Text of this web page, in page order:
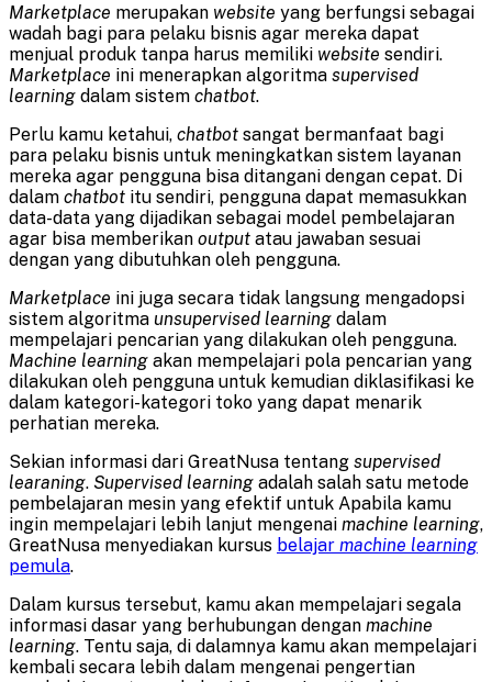
Marketplace merupakan website yang berfungsi sebagai
wadah bagi para pelaku bisnis agar mereka dapat
menjual produk tanpa harus memiliki website sendiri.
Marketplace ini menerapkan algoritma supervised
learning dalam sistem chatbot.
Perlu kamu ketahui, chatbot sangat bermanfaat bagi
para pelaku bisnis untuk meningkatkan sistem layanan
mereka agar pengguna bisa ditangani dengan cepat. Di
dalam chatbot itu sendiri, pengguna dapat memasukkan
data-data yang dijadikan sebagai model pembelajaran
agar bisa memberikan output atau jawaban sesuai
dengan yang dibutuhkan oleh pengguna.
Marketplace ini juga secara tidak langsung mengadopsi
sistem algoritma unsupervised learning dalam
mempelajari pencarian yang dilakukan oleh pengguna.
Machine learning akan mempelajari pola pencarian yang
dilakukan oleh pengguna untuk kemudian diklasifikasi ke
dalam kategori-kategori toko yang dapat menarik
perhatian mereka.
Sekian informasi dari GreatNusa tentang supervised
learaning. Supervised learning adalah salah satu metode
pembelajaran mesin yang efektif untuk Apabila kamu
ingin mempelajari lebih lanjut mengenai machine learning,
GreatNusa menyediakan kursus belajar machine learning
pemula.
Dalam kursus tersebut, kamu akan mempelajari segala
informasi dasar yang berhubungan dengan machine
learning. Tentu saja, di dalamnya kamu akan mempelajari
kembali secara lebih dalam mengenai pengertian